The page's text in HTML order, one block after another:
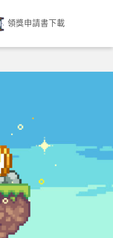
領獎申請書下載